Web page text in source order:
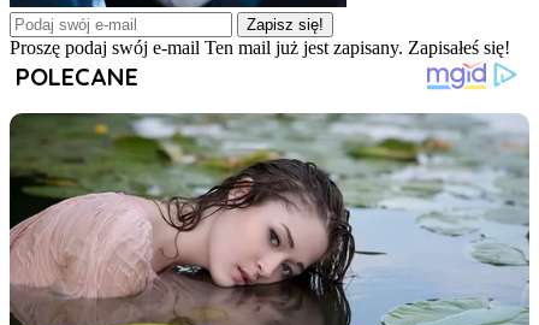
Zapisz się!
Proszę podaj swój e-mail Ten mail już jest zapisany. Zapisałeś się!